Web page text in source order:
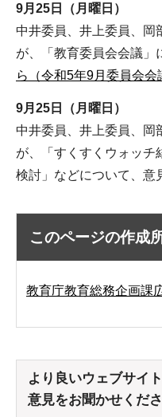
9月25日（月曜日）
中井委員、井上委員、岡
が、「教育委員会会議」
ら（令和5年9月委員会会
9月25日（月曜日）
中井委員、井上委員、岡
が、「すくすくウォッチ
検討」などについて、意
このページの作成
教育庁教育総務企画課
より良いウェブサイ
意見をお聞かせくだ